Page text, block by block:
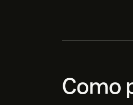
Como